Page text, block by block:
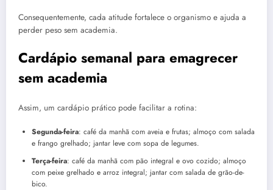
Consequentemente, cada atitude fortalece o organismo e ajuda a
perder peso sem academia.
Cardápio semanal para emagrecer
sem academia
Assim, um cardápio prático pode facilitar a rotina:
Segunda-feira: café da manhã com aveia e frutas; almoço com salada
e frango grelhado; jantar leve com sopa de legumes.
Terça-feira: café da manhã com pão integral e ovo cozido; almoço
com peixe grelhado e arroz integral; jantar com salada de grão-de-
bico.